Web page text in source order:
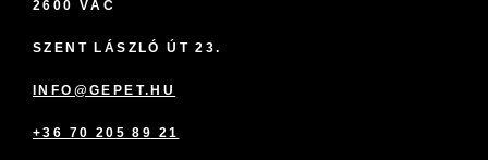
2600 VÁC
SZENT LÁSZLÓ ÚT 23.
INFO@GEPET.HU
+36 70 205 89 21